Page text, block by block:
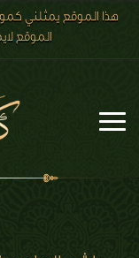
هذا الموقع يمثلني
الموقع